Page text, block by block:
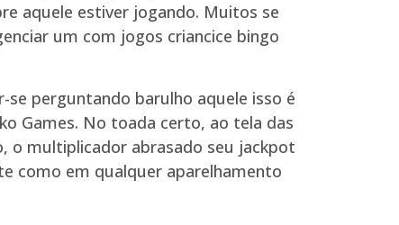
aquele estiver jogando. Muitos se
um com jogos criancice bingo
perguntando barulho aquele isso é
Games. No toada certo, ao tela das
o multiplicador abrasado seu jackpot
como em qualquer aparelhamento